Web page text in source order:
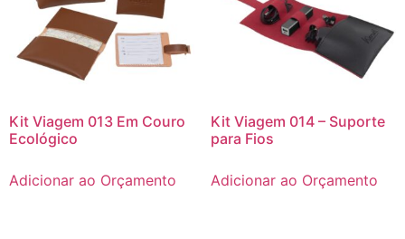
Kit Viagem 013 Em Couro
Ecológico
Adicionar ao Orçamento
Kit Viagem 014 – Suporte
para Fios
Adicionar ao Orçamento